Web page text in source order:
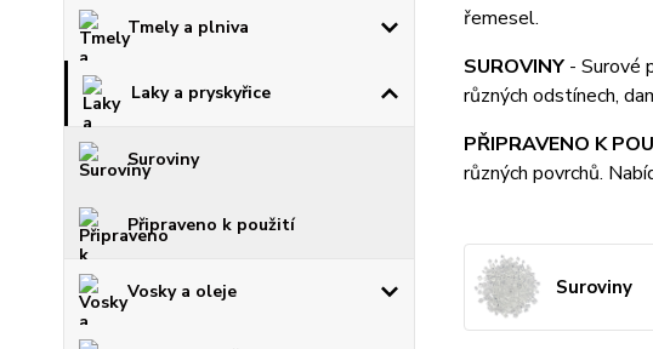
Tmely a plniva
Laky a pryskyřice
Suroviny
Připraveno k použití
Vosky a oleje
řemesel.
SUROVINY - Surové
různých odstínech,
PŘIPRAVENO K
různých povrchů.
Suroviny